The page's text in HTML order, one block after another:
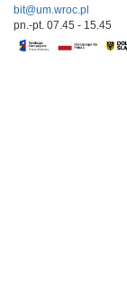
bit@um.wroc.pl
pn.-pt. 07.45 - 15.45